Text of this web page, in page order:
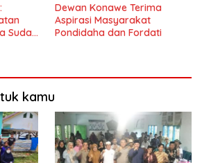
Sudah
Dewan Konawe Terima
Aspirasi Masyarakat
Pondidaha dan Fordati
kamu